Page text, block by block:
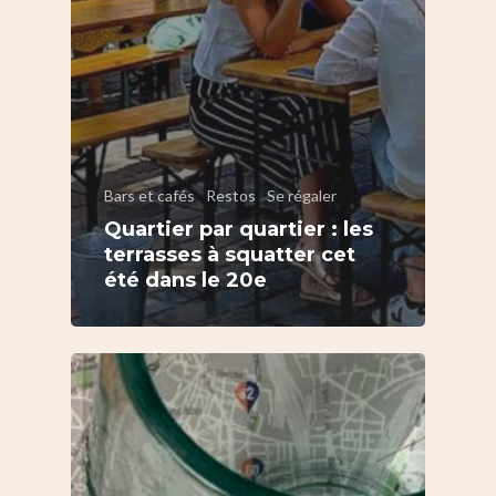
Bars et cafés Restos Se régaler
Quartier par quartier : les
terrasses à squatter cet
été dans le 20e